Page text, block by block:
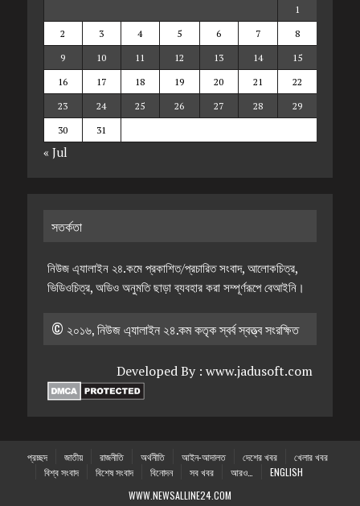
1
2
3 4 5 6 7
8
9
10 11 12 13 14
15
16
17 18 19 20 21
22
23
24 25 26 27 28
29
30
31
« Jul
সতর্কতা
নিউজ এ্যালাইন ২৪.কমে প্রকাশিত/প্রচারিত সংবাদ, আলোকচিত্র,
ভিডিওচিত্র, অডিও অনুমতি ছাড়া ব্যবহার করা সম্পূর্ণরূপে বেআইনি।
© ২০১৬, নিউজ এ্যালাইন ২৪.কম কতৃক স্বর্ব স্বত্ত্ব সংরক্ষিত
Developed By :www.jadusoft.com
প্রচ্ছদ জাতীয় রাজনীতি অর্থনীতি আইন-আদালত দেশের খবর
খেলার খবর
বিশ্ব সংবাদ
বিশেষ সংবাদ বিনোদন সব খবর আরও…
ENGLISH
WWW.NEWSALLINE24.COM